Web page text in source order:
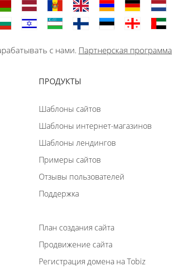
с нами. Партнерская программа
ПРОДУКТЫ
Шаблоны сайтов
Шаблоны интернет-магазинов
Шаблоны лендингов
Примеры сайтов
Отзывы пользователей
Поддержка
План создания сайта
Продвижение сайта
Регистрация домена на Tobiz